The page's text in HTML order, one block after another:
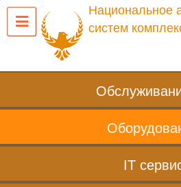
Национальное
систем
IT